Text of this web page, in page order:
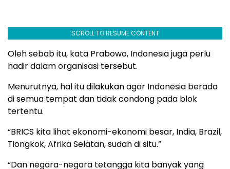
SCROLL TO RESUME CONTENT
Oleh sebab itu, kata Prabowo, Indonesia juga perlu
hadir dalam organisasi tersebut.
Menurutnya, hal itu dilakukan agar Indonesia berada
di semua tempat dan tidak condong pada blok
tertentu.
“BRICS kita lihat ekonomi-ekonomi besar, India, Brazil,
Tiongkok, Afrika Selatan, sudah di situ.”
“Dan negara-negara tetangga kita banyak yang